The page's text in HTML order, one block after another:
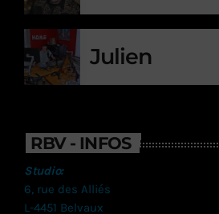
Julien
RBV - INFOS
Studio:
6, rue des Alliés
L-4451 Belvaux